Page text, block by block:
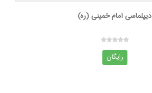
دیپلماسی امام خمینی (ره)
رایگان